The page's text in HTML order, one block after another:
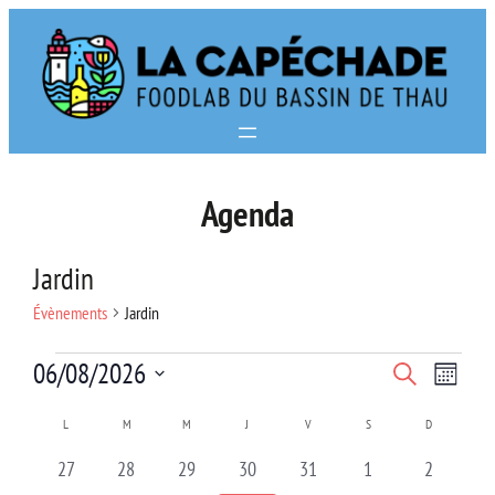
contenu
Agenda
Jardin
Évènements Jardin
Évènements Recherche
Mois
06/08/2026
date.
Calendrier
de
L M M J VVENDREDI SSAMEDI DDIMANCHE
0
27
0
28
0
29
0
30
0
31
01
0
2